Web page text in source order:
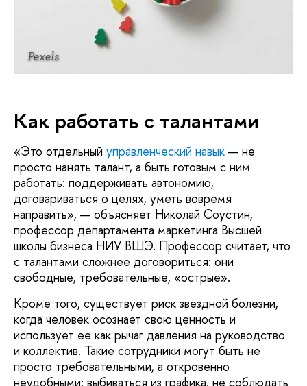
Pexels
Как работать с талантами
«Это отдельный управленческий навык — не
просто нанять талант, а быть готовым с ним
работать: поддерживать автономию,
договариваться о целях, уметь вовремя
направить», — объясняет Николай Соустин,
профессор департамента маркетинга Высшей
школы бизнеса НИУ ВШЭ. Профессор считает, что
с талантами сложнее договориться: они
свободные, требовательные, «острые».
Кроме того, существует риск звездной болезни,
когда человек осознает свою ценность и
использует ее как рычаг давления на руководство
и коллектив. Такие сотрудники могут быть не
просто требовательными, а откровенно
неудобными: выбиваться из графика, не соблюдать